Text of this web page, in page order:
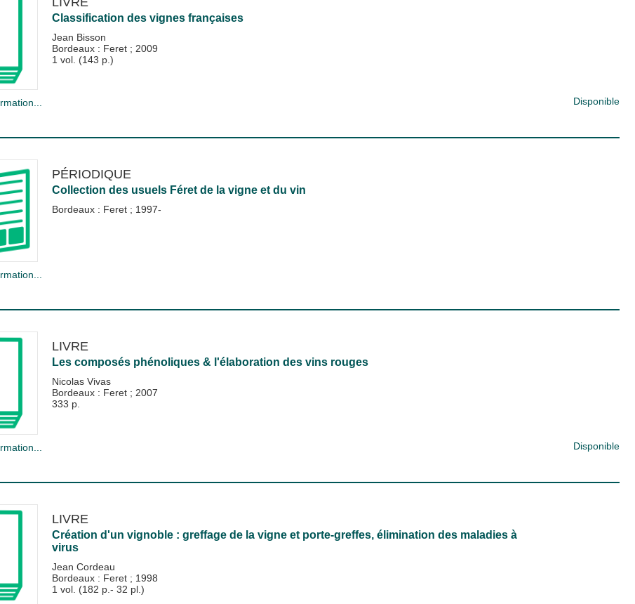
Classification des vignes françaises
Jean Bisson
Bordeaux : Feret ; 2009
1 vol. (143 p.)
Disponible
PÉRIODIQUE
Collection des usuels Féret de la vigne et du vin
Bordeaux : Feret ; 1997-
LIVRE
Les composés phénoliques & l'élaboration des vins rouges
Nicolas Vivas
Bordeaux : Feret ; 2007
333 p.
Disponible
LIVRE
Création d'un vignoble : greffage de la vigne et porte-greffes, élimination des maladies à
virus
Jean Cordeau
Bordeaux : Feret ; 1998
1 vol. (182 p.- 32 pl.)